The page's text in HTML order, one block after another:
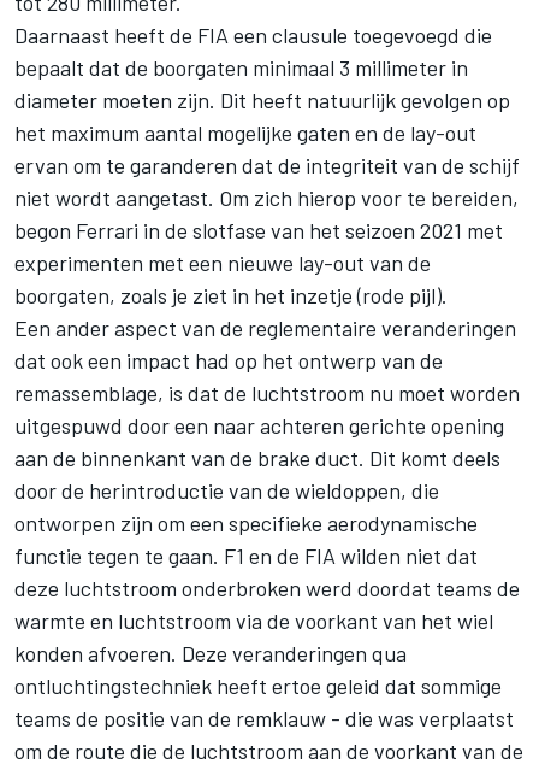
Daarnaast heeft de FIA een clausule toegevoegd die
bepaalt dat de boorgaten minimaal 3 millimeter in
diameter moeten zijn. Dit heeft natuurlijk gevolgen op
het maximum aantal mogelijke gaten en de lay-out
ervan om te garanderen dat de integriteit van de schijf
niet wordt aangetast. Om zich hierop voor te bereiden,
begon Ferrari in de slotfase van het seizoen 2021 met
experimenten met een nieuwe lay-out van de
boorgaten, zoals je ziet in het inzetje (rode pijl).
Een ander aspect van de reglementaire veranderingen
dat ook een impact had op het ontwerp van de
remassemblage, is dat de luchtstroom nu moet worden
uitgespuwd door een naar achteren gerichte opening
aan de binnenkant van de brake duct. Dit komt deels
door de herintroductie van de wieldoppen, die
ontworpen zijn om een specifieke aerodynamische
functie tegen te gaan. F1 en de FIA wilden niet dat
deze luchtstroom onderbroken werd doordat teams de
warmte en luchtstroom via de voorkant van het wiel
konden afvoeren. Deze veranderingen qua
ontluchtingstechniek heeft ertoe geleid dat sommige
teams de positie van de remklauw - die was verplaatst
om de route die de luchtstroom aan de voorkant van de